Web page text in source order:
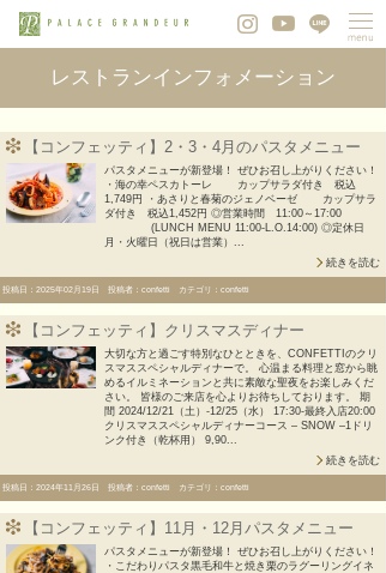
レストランインフォメーション
【コンフェッティ】2・3・4月のパスタメニュー
パスタメニューが新登場！ ぜひお召し上がりください！
・海の幸ペスカトーレ カップサラダ付き 税込
1,749円 ・あさりと春菊のジェノベーゼ カップサラ
ダ付き 税込1,452円 ◎営業時間 11:00～17:00
(LUNCH MENU 11:00-L.O.14:00) ◎定休日
月・火曜日（祝日は営業）...
続きを読む
投稿日：2025年02月19日 投稿者：confetti カテゴリ：confetti
【コンフェッティ】クリスマスディナー
大切な方と過ごす特別なひとときを、CONFETTIのクリ
スマススペシャルディナーで。 心温まる料理と窓から眺
めるイルミネーションと共に素敵な聖夜をお楽しみくだ
さい。 皆様のご来店を心よりお待ちしております。 期
間 2024/12/21（土）-12/25（水） 17:30‐最終入店20:00
クリスマススペシャルディナーコース – SNOW –1ドリ
ンク付き（乾杯用） 9,90...
続きを読む
投稿日：2024年11月26日 投稿者：confetti カテゴリ：confetti
【コンフェッティ】11月・12月パスタメニュー
パスタメニューが新登場！ ぜひお召し上がりください！
・こだわりパスタ黒毛和牛と焼き栗のラグーリングイネ